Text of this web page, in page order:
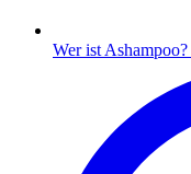
Wer ist Ashampoo?